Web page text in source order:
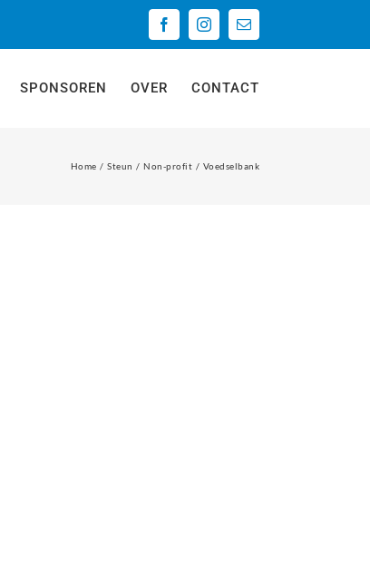
FacebookInstagram
E-
mail
SPONSOREN OVER CONTACT
Home Steun Non-profit Voedselbank